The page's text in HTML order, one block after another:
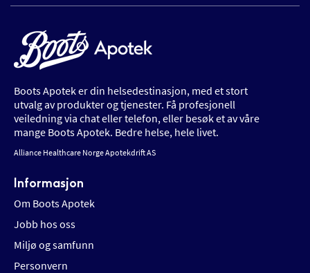
Boots Apotek er din helsedestinasjon, med et stort
utvalg av produkter og tjenester. Få profesjonell
veiledning via chat eller telefon, eller besøk et av våre
mange Boots Apotek. Bedre helse, hele livet.
Alliance Healthcare Norge Apotekdrift AS
Informasjon
Om Boots Apotek
Jobb hos oss
Miljø og samfunn
Personvern